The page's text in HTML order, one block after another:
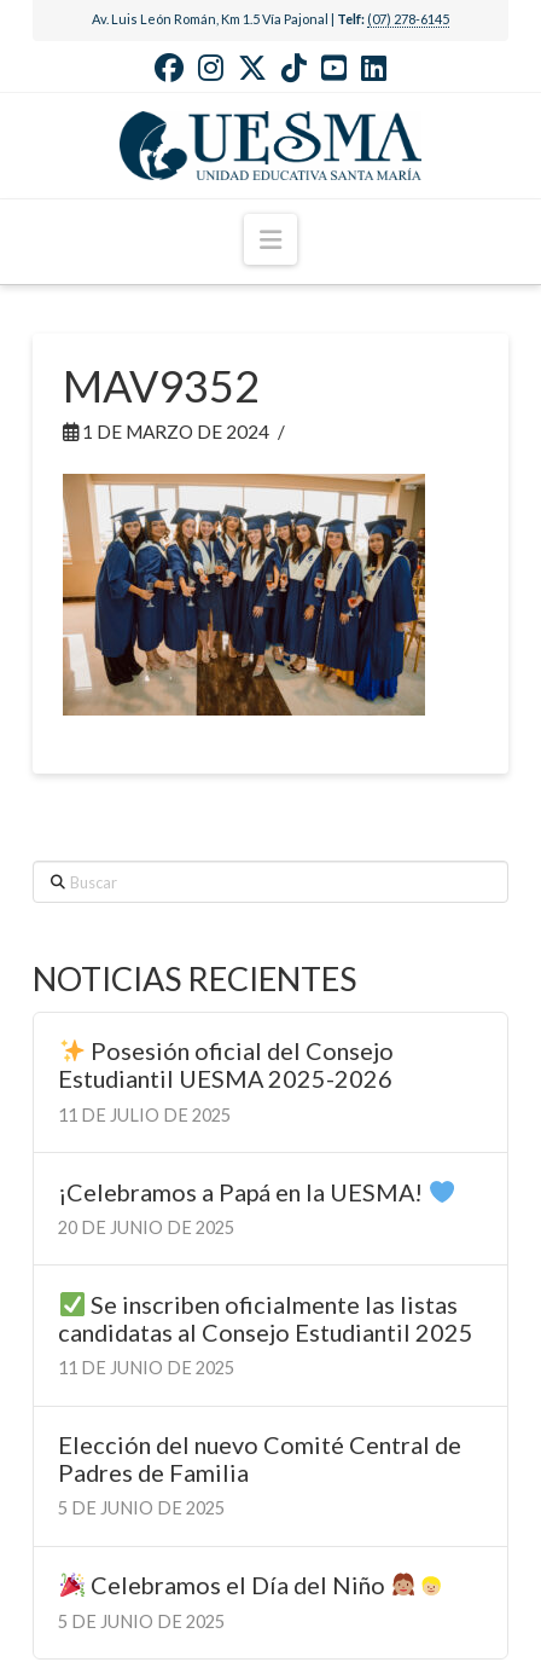
Av. Luis León Román, Km 1.5 Vía Pajonal | Telf: (07) 278-6145
Navigation
MAV9352
1 DE MARZO DE 2024
Buscar
NOTICIAS RECIENTES
Posesión oficial del Consejo
Estudiantil UESMA 2025-2026
11 DE JULIO DE 2025
¡Celebramos a Papá en la UESMA!
20 DE JUNIO DE 2025
Se inscriben oficialmente las listas
candidatas al Consejo Estudiantil 2025
11 DE JUNIO DE 2025
Elección del nuevo Comité Central de
Padres de Familia
5 DE JUNIO DE 2025
Celebramos el Día del Niño
5 DE JUNIO DE 2025